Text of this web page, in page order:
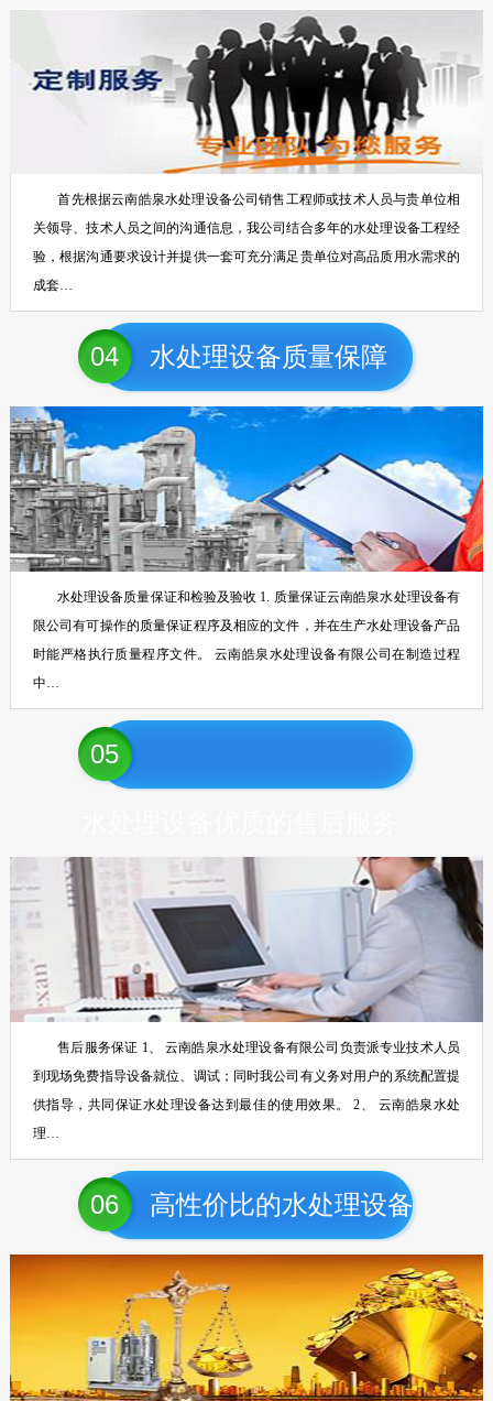
首先根据云南皓泉水处理设备公司销售工程师或技术人员与贵单位相
关领导、技术人员之间的沟通信息，我公司结合多年的水处理设备工程经
验，根据沟通要求设计并提供一套可充分满足贵单位对高品质用水需求的
成套…
04 水处理设备质量保障
水处理设备质量保证和检验及验收 1. 质量保证云南皓泉水处理设备有
限公司有可操作的质量保证程序及相应的文件，并在生产水处理设备产品
时能严格执行质量程序文件。 云南皓泉水处理设备有限公司在制造过程
中…
05
售后服务保证 1、 云南皓泉水处理设备有限公司负责派专业技术人员
到现场免费指导设备就位、调试；同时我公司有义务对用户的系统配置提
供指导，共同保证水处理设备达到最佳的使用效果。 2、 云南皓泉水处
理…
06 高性价比的水处理设备